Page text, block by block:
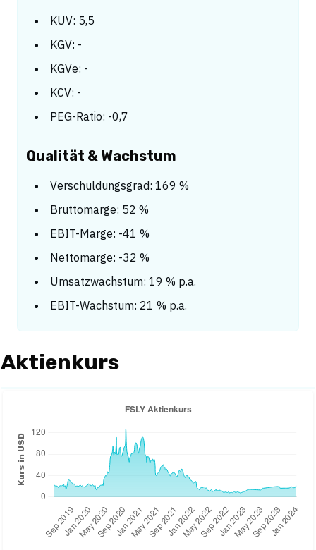
KUV: 5,5
KGV: -
KGVe: -
KCV: -
PEG-Ratio: -0,7
Qualität & Wachstum
Verschuldungsgrad: 169 %
Bruttomarge: 52 %
EBIT-Marge: -41 %
Nettomarge: -32 %
Umsatzwachstum: 19 % p.a.
EBIT-Wachstum: 21 % p.a.
Aktienkurs